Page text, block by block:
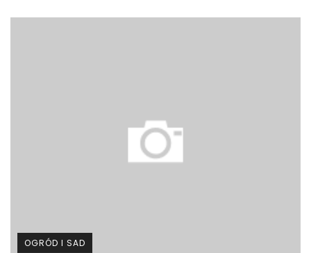
OGRÓD I SAD